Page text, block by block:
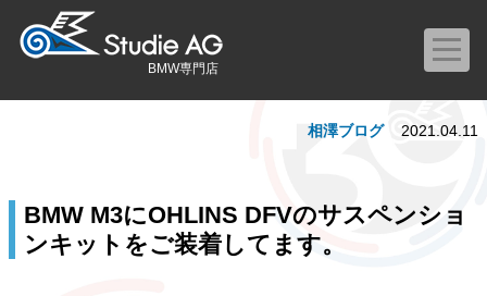
BMW専門店
BMW M3にOHLINS DFVのサスペンショ
ンキットをご装着してます。
相澤ブログ 2021.04.11